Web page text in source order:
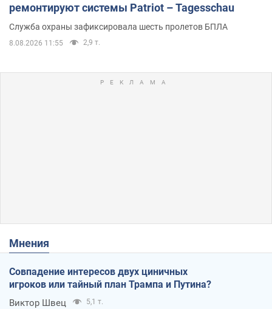
ремонтируют системы Patriot – Tagesschau
Служба охраны зафиксировала шесть пролетов БПЛА
8.08.2026 11:55 2,9 т.
Мнения
Совпадение интересов двух циничных
игроков или тайный план Трампа и Путина?
Виктор Швец 5,1 т.